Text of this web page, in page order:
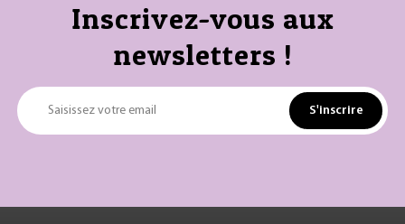
Inscrivez-vous aux
newsletters !
Saisissez votre email S'inscrire